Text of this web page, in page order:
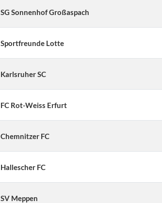
SG Sonnenhof Großaspach
Sportfreunde Lotte
Karlsruher SC
FC Rot-Weiss Erfurt
Chemnitzer FC
Hallescher FC
SV Meppen